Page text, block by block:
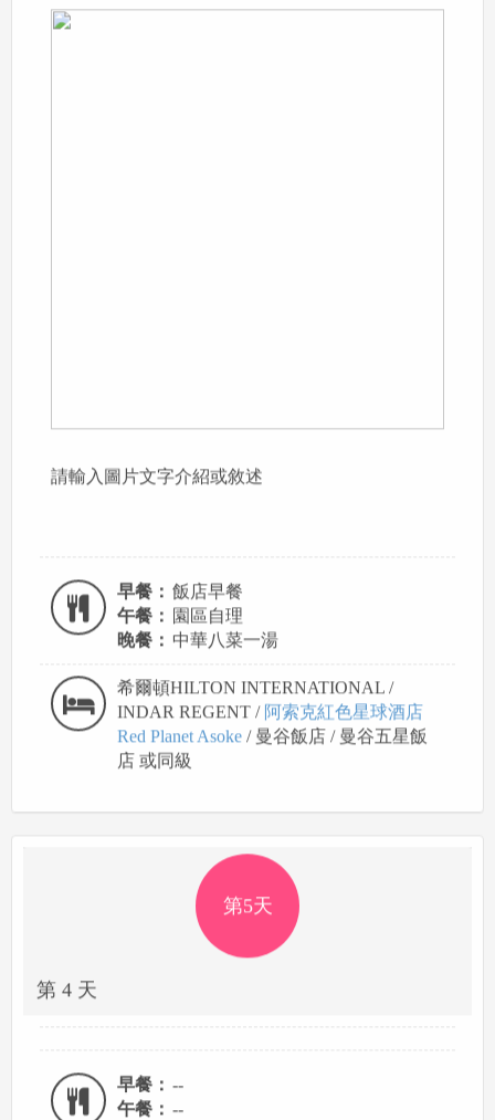
請輸入圖片文字介紹或敘述
早餐： 飯店早餐
午餐： 園區自理
晚餐： 中華八菜一湯
希爾頓HILTON INTERNATIONAL /
INDAR REGENT / 阿索克紅色星球酒店
Red Planet Asoke / 曼谷飯店 / 曼谷五星飯
店 或同級
第5天
第 4 天
早餐： --
午餐： --